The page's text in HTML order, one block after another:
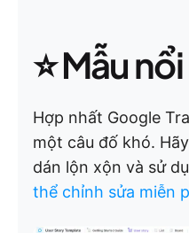
⭐ Mẫu
Hợp nhất Google
một câu đố khó.
dán lộn xộn và sử
thể chỉnh sửa miễn